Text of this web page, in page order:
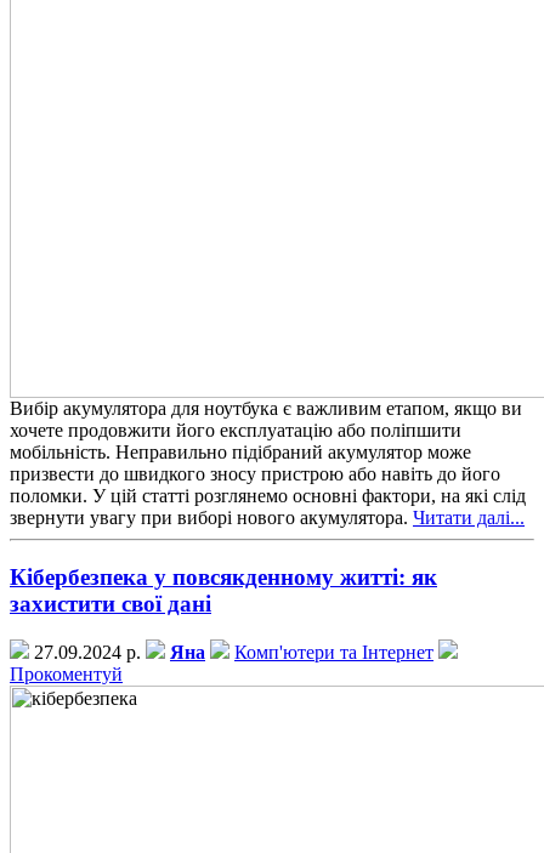
Вибір акумулятора для ноутбука є важливим етапом, якщо ви
хочете продовжити його експлуатацію або поліпшити
мобільність. Неправильно підібраний акумулятор може
призвести до швидкого зносу пристрою або навіть до його
поломки. У цій статті розглянемо основні фактори, на які слід
звернути увагу при виборі нового акумулятора. Читати далі...
Кібербезпека у повсякденному житті: як
захистити свої дані
27.09.2024 р. Яна
Комп'ютери та Інтернет
Прокоментуй